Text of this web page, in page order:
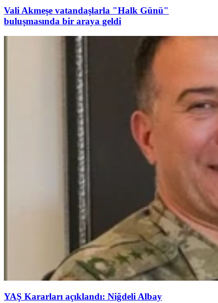
Vali Akmeşe vatandaşlarla "Halk Günü"
buluşmasında bir araya geldi
YAŞ Kararları açıklandı: Niğdeli Albay